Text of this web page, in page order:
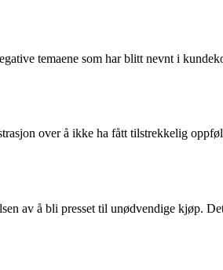
temaene som har blitt nevnt i
over å ikke ha fått tilstrekkelig
av å bli presset til unødvendige kjøp.